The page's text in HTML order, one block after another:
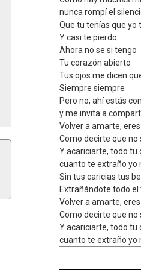
nunca rompí el
Que tu tenías que yo
Y casi te pierdo
Ahora no se si tengo
Tu corazón abierto
Tus ojos me dicen
Siempre siempre
Pero no, ahí estás
y me invita a
Volver a amarte,
Como decirte que no
Y acariciarte, todo tu
cuanto te extraño yo
Sin tus caricias tus
Extrañándote todo
Volver a amarte,
Como decirte que no
Y acariciarte, todo tu
cuanto te extraño yo